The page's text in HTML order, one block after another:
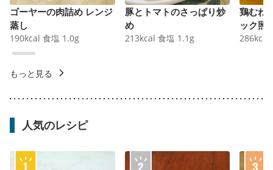
ゴーヤーの肉詰め レンジ
蒸し
190kcal 食塩 1.0g
豚とトマトのさっぱり炒
め
213kcal 食塩 1.1 g
鶏むね
ック照
286kcal
もっと見る
人気のレシピ